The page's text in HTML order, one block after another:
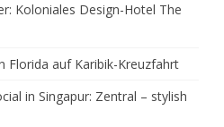
Koloniales Design-Hotel The
Florida auf Karibik-Kreuzfahrt
in Singapur: Zentral – stylish